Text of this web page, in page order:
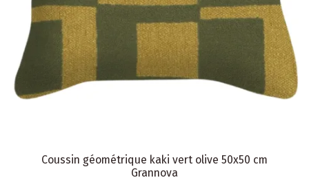
Coussin géométrique kaki vert olive 50x50 cm
Grannova